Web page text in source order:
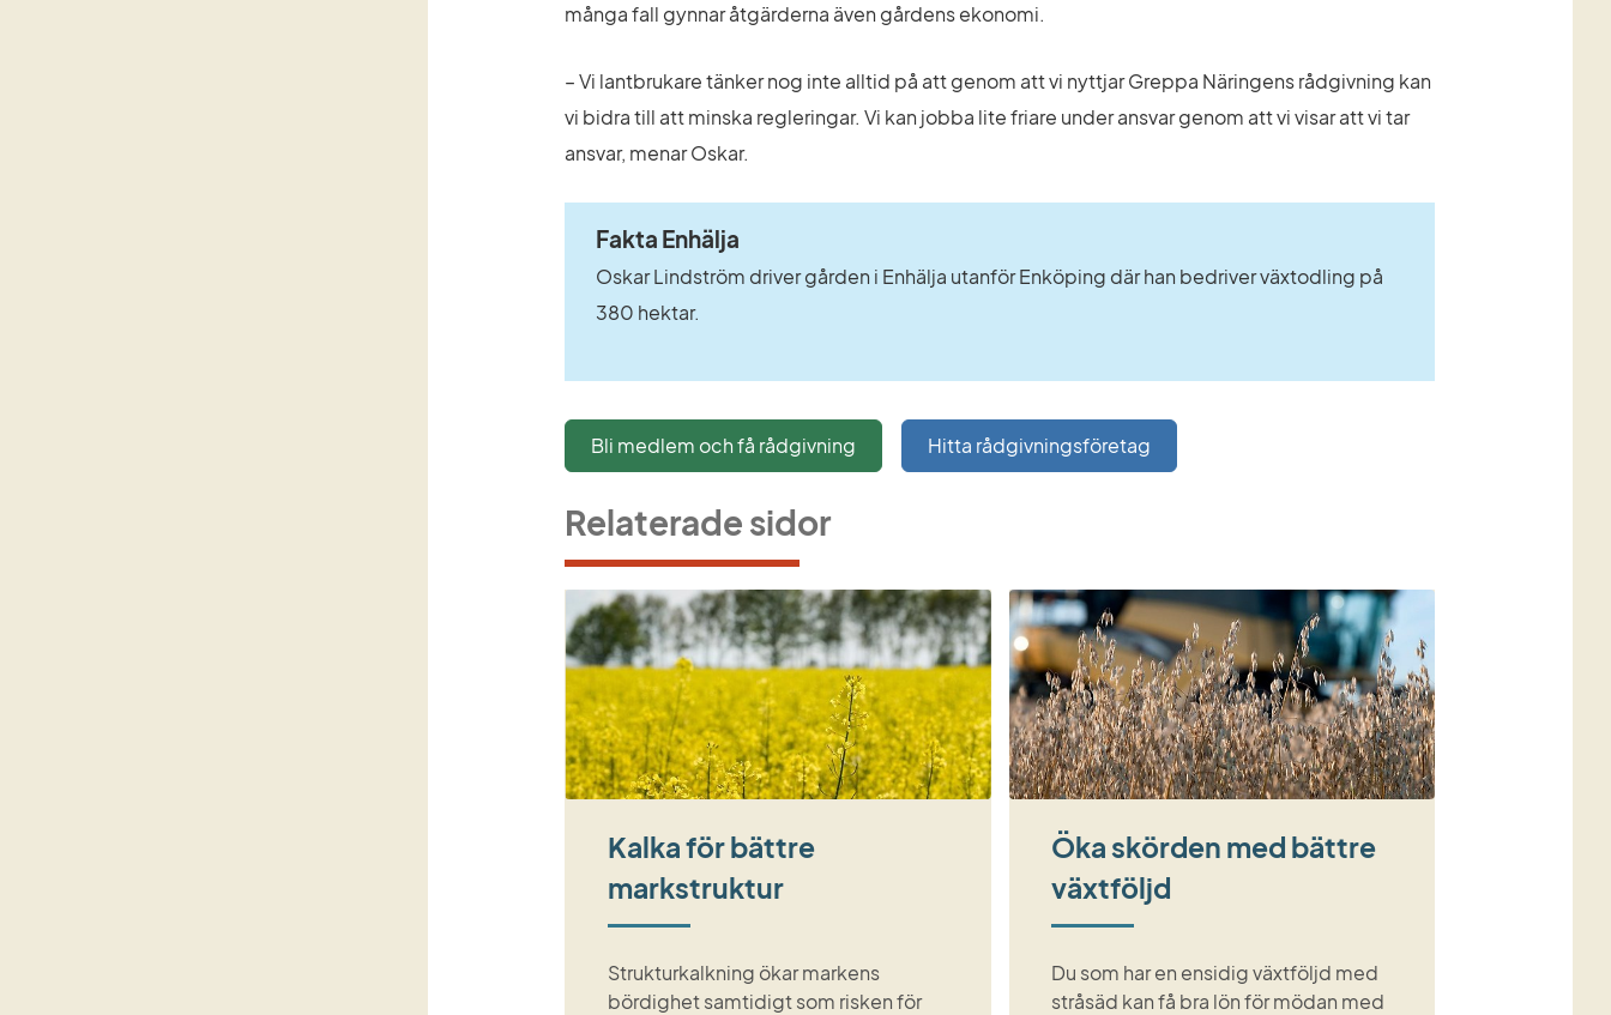
många fall gynnar åtgärderna även gårdens ekonomi.
– Vi lantbrukare tänker nog inte alltid på att genom att vi nyttjar Greppa Näringens rådgivning kan
vi bidra till att minska regleringar. Vi kan jobba lite friare under ansvar genom att vi visar att vi tar
ansvar, menar Oskar.
Fakta Enhälja
Oskar Lindström driver gården i Enhälja utanför Enköping där han bedriver växtodling på
380 hektar.
Bli medlem och få rådgivning Hitta rådgivningsföretag
Relaterade sidor
Kalka för bättre
markstruktur
Strukturkalkning ökar markens
bördighet samtidigt som risken för
Öka skörden med bättre
växtföljd
Du som har en ensidig växtföljd med
stråsäd kan få bra lön för mödan med